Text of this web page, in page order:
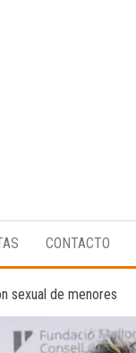
Magazine
digital
enfocado
cultura,
el
deporte y
la
música.
CONTACTO
sexual de menores